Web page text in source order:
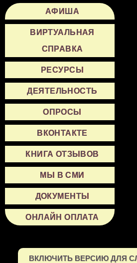
АФИША
ВИРТУАЛЬНАЯ
СПРАВКА
РЕСУРСЫ
ДЕЯТЕЛЬНОСТЬ
ОПРОСЫ
ВКОНТАКТЕ
КНИГА ОТЗЫВОВ
МЫ В СМИ
ДОКУМЕНТЫ
ОНЛАЙН ОПЛАТА
ВКЛЮЧИТЬ ВЕРСИЮ ДЛЯ